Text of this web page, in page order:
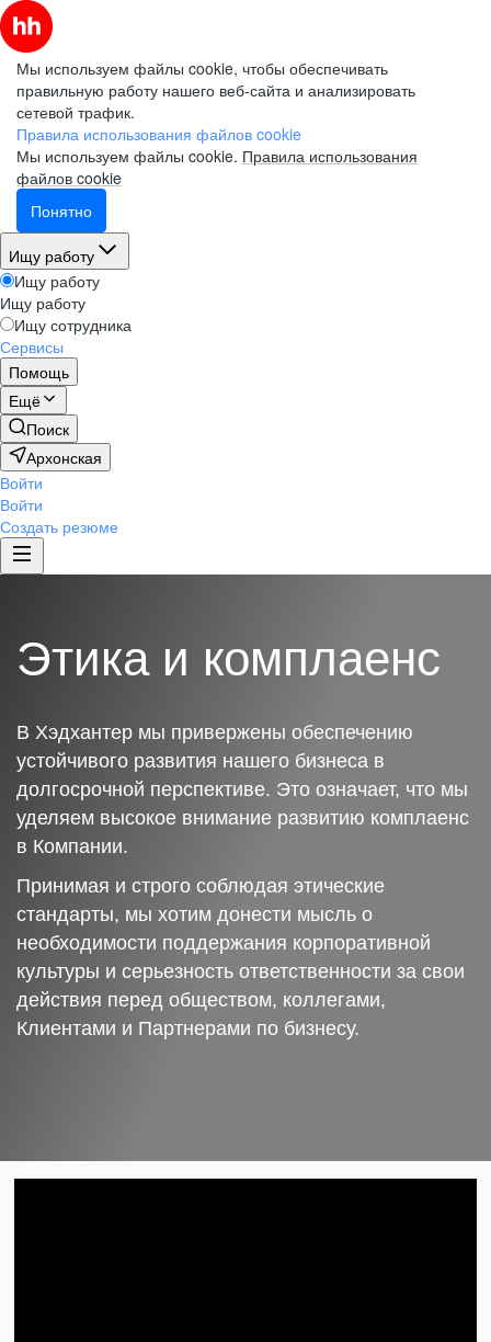
Мы используем файлы cookie, чтобы обеспечивать
правильную работу нашего веб-сайта и анализировать
сетевой трафик.
Правила использования файлов cookie
Мы используем файлы cookie. Правила использования
файлов cookie
Понятно
Ищу работу
Ищу работу
Ищу работу
Ищу сотрудника
Сервисы
Помощь
Ещё
Поиск
Архонская
Войти
Войти
Создать резюме
Этика и комплаенс
В Хэдхантер мы привержены обеспечению
устойчивого развития нашего бизнеса в
долгосрочной перспективе. Это означает, что мы
уделяем высокое внимание развитию комплаенс
в Компании.
Принимая и строго соблюдая этические
стандарты, мы хотим донести мысль о
необходимости поддержания корпоративной
культуры и серьезность ответственности за свои
действия перед обществом, коллегами,
Клиентами и Партнерами по бизнесу.